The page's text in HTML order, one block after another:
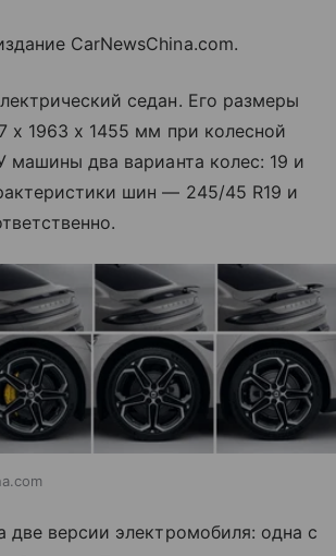
CarNewsChina.com.
седан. Его размеры
х 1963 х 1455 мм при колесной
машины два варианта колес: 19 и
шин — 245/45 R19 и
две версии электромобиля: одна с